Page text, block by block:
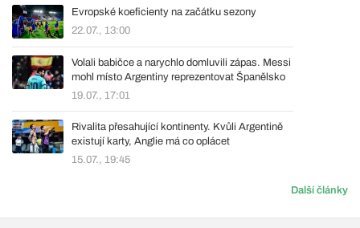
Evropské koeficienty na začátku sezony
22.07., 13:00
Volali babičce a narychlo domluvili zápas. Messi
mohl místo Argentiny reprezentovat Španělsko
19.07., 17:01
Rivalita přesahující kontinenty. Kvůli Argentině
existují karty, Anglie má co oplácet
15.07., 19:45
Další články